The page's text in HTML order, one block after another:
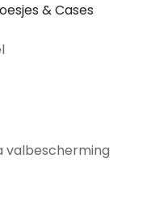
& Cases
valbescherming